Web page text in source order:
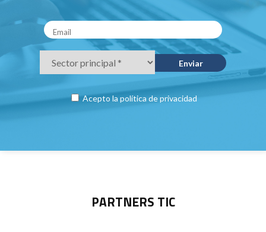
Acepto la política de privacidad
PARTNERS TIC